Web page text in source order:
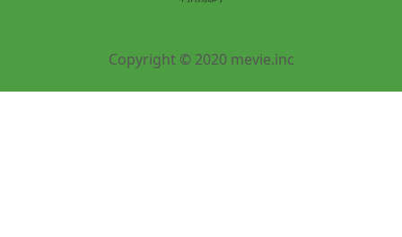
Copyright © 2020 mevie.inc